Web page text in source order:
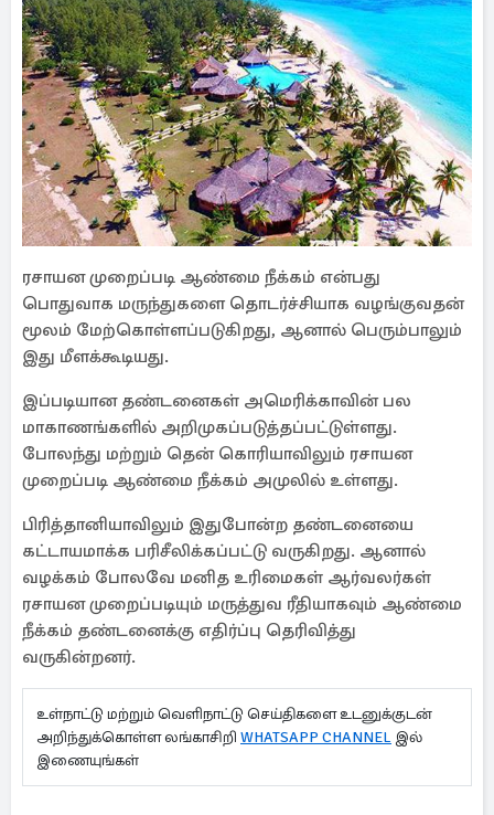
ரசாயன முறைப்படி ஆண்மை நீக்கம் என்பது
பொதுவாக மருந்துகளை தொடர்ச்சியாக வழங்குவதன்
மூலம் மேற்கொள்ளப்படுகிறது, ஆனால் பெரும்பாலும்
இது மீளக்கூடியது.
இப்படியான தண்டனைகள் அமெரிக்காவின் பல
மாகாணங்களில் அறிமுகப்படுத்தப்பட்டுள்ளது.
போலந்து மற்றும் தென் கொரியாவிலும் ரசாயன
முறைப்படி ஆண்மை நீக்கம் அமுலில் உள்ளது.
பிரித்தானியாவிலும் இதுபோன்ற தண்டனையை
கட்டாயமாக்க பரிசீலிக்கப்பட்டு வருகிறது. ஆனால்
வழக்கம் போலவே மனித உரிமைகள் ஆர்வலர்கள்
ரசாயன முறைப்படியும் மருத்துவ ரீதியாகவும் ஆண்மை
நீக்கம் தண்டனைக்கு எதிர்ப்பு தெரிவித்து
வருகின்றனர்.
உள்நாட்டு மற்றும் வெளிநாட்டு செய்திகளை உடனுக்குடன்
அறிந்துக்கொள்ள லங்காசிறி WHATSAPP CHANNEL இல்
இணையுங்கள்